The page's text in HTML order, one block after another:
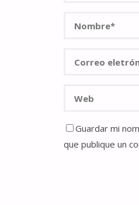
Guardar mi
que publique un